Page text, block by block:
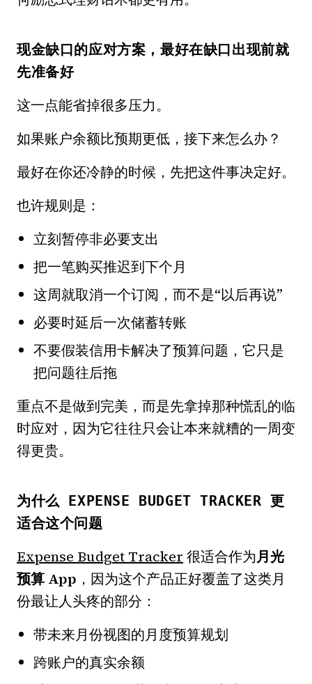
现金缺口的应对方案，最好在缺口出现前就
先准备好
这一点能省掉很多压力。
如果账户余额比预期更低，接下来怎么办？
最好在你还冷静的时候，先把这件事决定好。
也许规则是：
立刻暂停非必要支出
把一笔购买推迟到下个月
这周就取消一个订阅，而不是“以后再说”
必要时延后一次储蓄转账
不要假装信用卡解决了预算问题，它只是
把问题往后拖
重点不是做到完美，而是先拿掉那种慌乱的临
时应对，因为它往往只会让本来就糟的一周变
得更贵。
为什么 EXPENSE BUDGET TRACKER 更
适合这个问题
Expense Budget Tracker 很适合作为月光
预算 App ，因为这个产品正好覆盖了这类月
份最让人头疼的部分：
带未来月份视图的月度预算规划
跨账户的真实余额